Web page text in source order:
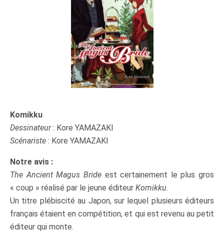
Komikku
Dessinateur: Kore YAMAZAKI
Scénariste : Kore YAMAZAKI
Notre avis :
The Ancient Magus Brideest certainement le plus gros
« coup » réalisé par le jeune éditeur Komikku.
Un titre plébiscité au Japon, sur lequel plusieurs éditeurs
français étaient en compétition, et qui est revenu au petit
éditeur qui monte.